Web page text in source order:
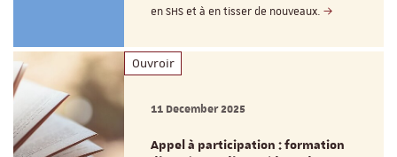
en SHS et à en tisser de nouveaux.
Ouvroir
11 December 2025
Appel à participation : formation